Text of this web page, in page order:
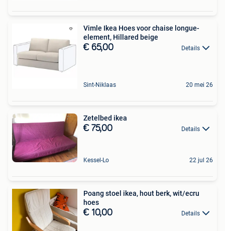
Vimle Ikea Hoes voor chaise longue-
element, Hillared beige
€ 65,00 Details
Sint-Niklaas 20 mei 26
Zetelbed ikea
€ 75,00 Details
Kessel-Lo 22 jul 26
Poang stoel ikea, hout berk, wit/ecru
hoes
€ 10,00 Details